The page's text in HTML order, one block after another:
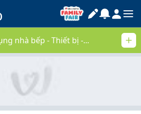
nhà bếp - Thiết bị -...